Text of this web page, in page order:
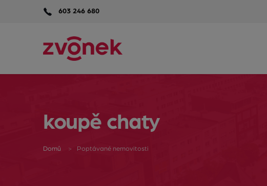
603 246 680
koupě chaty
Domů Poptávané nemovitosti